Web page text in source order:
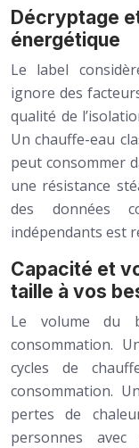
Décryptage
énergétique
Le label
ignore des
qualité de
Un chauffe-eau
peut consommer
une résistance
des données
indépendants est
Capacité et
taille à vos
Le volume du
consommation.
cycles de
consommation.
pertes de
personnes